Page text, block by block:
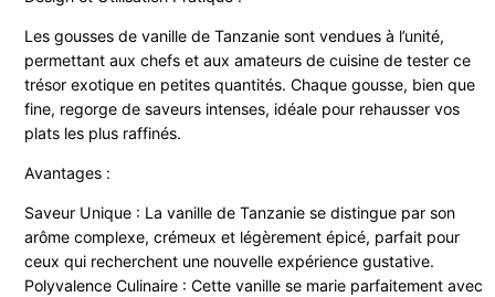
Les gousses de vanille de Tanzanie sont vendues à l’unité,
permettant aux chefs et aux amateurs de cuisine de tester ce
trésor exotique en petites quantités. Chaque gousse, bien que
fine, regorge de saveurs intenses, idéale pour rehausser vos
plats les plus raffinés.
Avantages :
Saveur Unique : La vanille de Tanzanie se distingue par son
arôme complexe, crémeux et légèrement épicé, parfait pour
ceux qui recherchent une nouvelle expérience gustative.
Polyvalence Culinaire : Cette vanille se marie parfaitement avec